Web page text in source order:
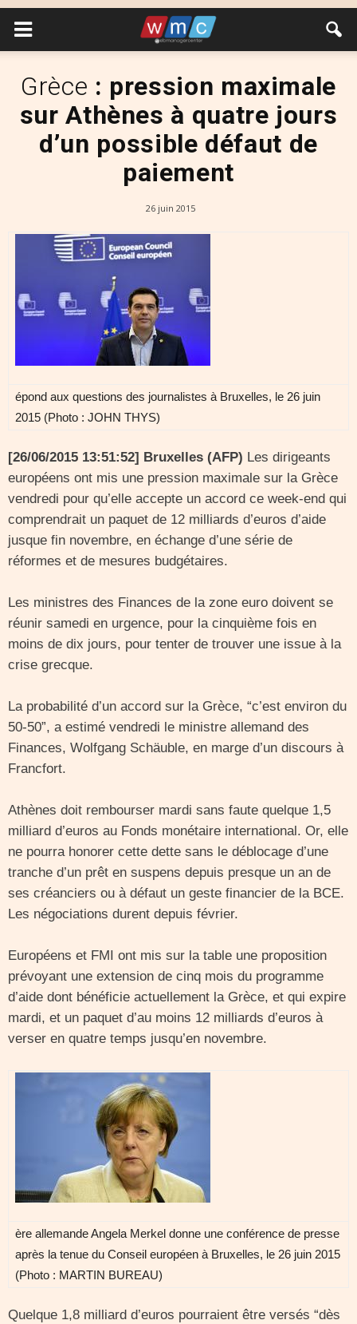
Grèce : pression maximale
sur Athènes à quatre jours
d’un possible défaut de
paiement
26 juin 2015
épond aux questions des journalistes à Bruxelles, le 26 juin
2015 (Photo : JOHN THYS)
[26/06/2015 13:51:52] Bruxelles (AFP) Les dirigeants
européens ont mis une pression maximale sur la Grèce
vendredi pour qu’elle accepte un accord ce week-end qui
comprendrait un paquet de 12 milliards d’euros d’aide
jusque fin novembre, en échange d’une série de
réformes et de mesures budgétaires.
Les ministres des Finances de la zone euro doivent se
réunir samedi en urgence, pour la cinquième fois en
moins de dix jours, pour tenter de trouver une issue à la
crise grecque.
La probabilité d’un accord sur la Grèce, “c’est environ du
50-50”, a estimé vendredi le ministre allemand des
Finances, Wolfgang Schäuble, en marge d’un discours à
Francfort.
Athènes doit rembourser mardi sans faute quelque 1,5
milliard d’euros au Fonds monétaire international. Or, elle
ne pourra honorer cette dette sans le déblocage d’une
tranche d’un prêt en suspens depuis presque un an de
ses créanciers ou à défaut un geste financier de la BCE.
Les négociations durent depuis février.
Européens et FMI ont mis sur la table une proposition
prévoyant une extension de cinq mois du programme
d’aide dont bénéficie actuellement la Grèce, et qui expire
mardi, et un paquet d’au moins 12 milliards d’euros à
verser en quatre temps jusqu’en novembre.
ère allemande Angela Merkel donne une conférence de presse
après la tenue du Conseil européen à Bruxelles, le 26 juin 2015
(Photo : MARTIN BUREAU)
Quelque 1,8 milliard d’euros pourraient être versés “dès